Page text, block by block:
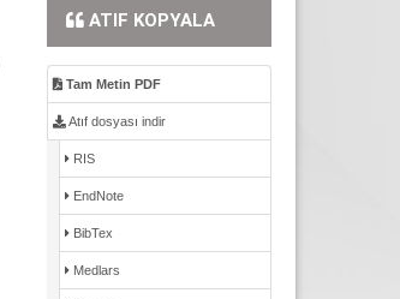
ATIF KOPYALA
Tam Metin PDF
Atıf dosyası indir
RIS
EndNote
BibTex
Medlars